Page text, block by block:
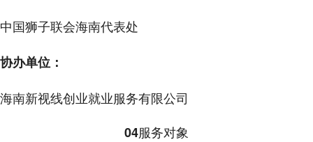
中国狮子联会海南代表处
协办单位：
海南新视线创业就业服务有限公司
04服务对象